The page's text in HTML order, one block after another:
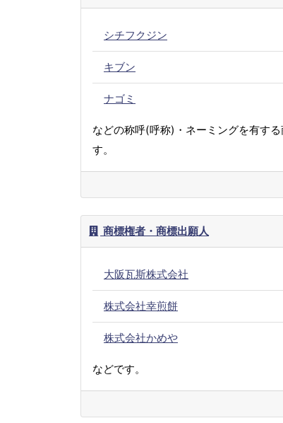
シチフクジン
キブン
ナゴミ
などの称呼(呼称)・ネーミングを有す
す。
商標権者・商標出願人
大阪瓦斯株式会社
株式会社幸煎餅
株式会社かめや
などです。